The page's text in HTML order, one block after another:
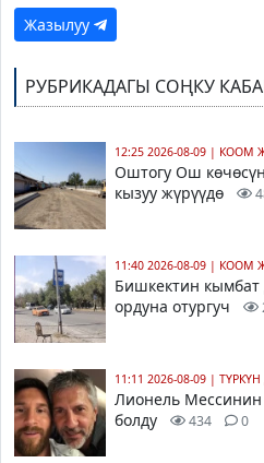
Жазылуу
РУБРИКАДАГЫ СОҢКУ
12:25 2026-08-09 | КООМ
Оштогу Ош
кызуу жүрүүдө
11:40 2026-08-09 | КООМ
Бишкектин кымбат
ордуна отургуч
11:11 2026-08-09 |
Лионель Мессинин
болду
434 0